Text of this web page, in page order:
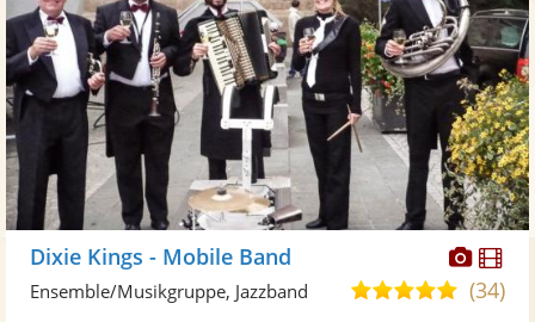
Dixie Kings - Mobile Band
5,0(34)
Ensemble/Musikgruppe, Jazzband